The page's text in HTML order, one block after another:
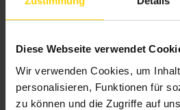
Diese Webseite verwendet
Wir verwenden Cookies, um
personalisieren, Funktionen für
zu können und die Zugriffe auf